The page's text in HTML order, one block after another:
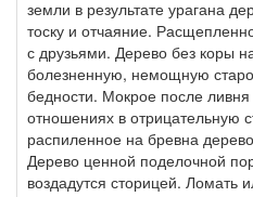
земли в результате урагана
тоску и отчаяние.
с друзьями. Дерево без коры
болезненную, немощную
бедности. Мокрое после
отношениях в отрицательную
распиленное на бревна
Дерево ценной поделочной
воздадутся сторицей. Ломать